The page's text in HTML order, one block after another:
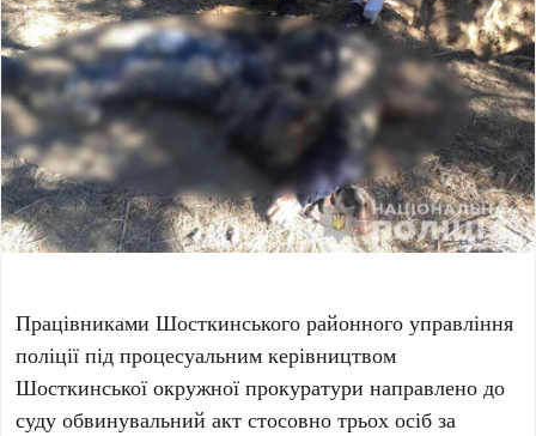
Працівниками Шосткинського районного управління
поліції під процесуальним керівництвом
Шосткинської окружної прокуратури направлено до
суду обвинувальний акт стосовно трьох осіб за